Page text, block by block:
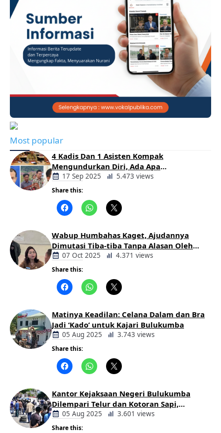
Most popular
4 Kadis Dan 1 Asisten Kompak
Mengundurkan Diri, Ada Apa
Pemerintahan Oloan
17 Sep 2025 5.473 views
Share this:
Wabup Humbahas Kaget, Ajudannya
Dimutasi Tiba-tiba Tanpa Alasan Oleh
Bupati
07 Oct 2025 4.371 views
Share this:
Matinya Keadilan: Celana Dalam dan Bra
Jadi ‘Kado’ untuk Kajari Bulukumba
05 Aug 2025 3.743 views
Share this:
Kantor Kejaksaan Negeri Bulukumba
Dilempari Telur dan Kotoran Sapi,
Keluarga Korban Lakalantas Tuntut
Keadilan
05 Aug 2025 3.601 views
Share this: